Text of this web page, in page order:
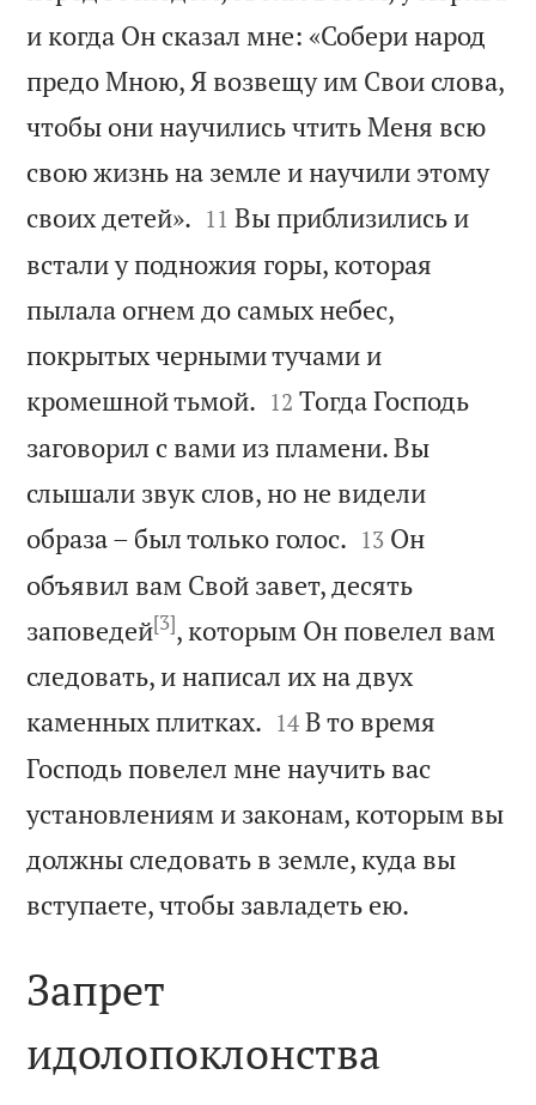
и когда Он сказал мне: «Собери народ
предо Мною, Я возвещу им Свои слова,
чтобы они научились чтить Меня всю
свою жизнь на земле и научили этому
своих детей». 

11 Вы приблизились и
встали у подножия горы, которая
пылала огнем до самых небес,
покрытых черными тучами и
кромешной тьмой. 

12 Тогда Господь
заговорил с вами из пламени. Вы
слышали звук слов, но не видели
образа – был только голос. 

13 Он
объявил вам Свой завет, десять
заповедей[3], которым Он повелел вам
следовать, и написал их на двух
каменных плитках. 

14 В то время
Господь повелел мне научить вас
установлениям и законам, которым вы
должны следовать в земле, куда вы
вступаете, чтобы завладеть ею.
Запрет
идолопоклонства